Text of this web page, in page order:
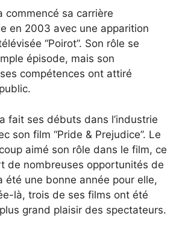
commencé sa carrière
en 2003 avec une apparition
“Poirot”. Son rôle se
épisode, mais son
compétences ont attiré
fait ses débuts dans l’industrie
son film “Pride & Prejudice”. Le
aimé son rôle dans le film, ce
de nombreuses opportunités de
été une bonne année pour elle,
là, trois de ses films ont été
grand plaisir des spectateurs.